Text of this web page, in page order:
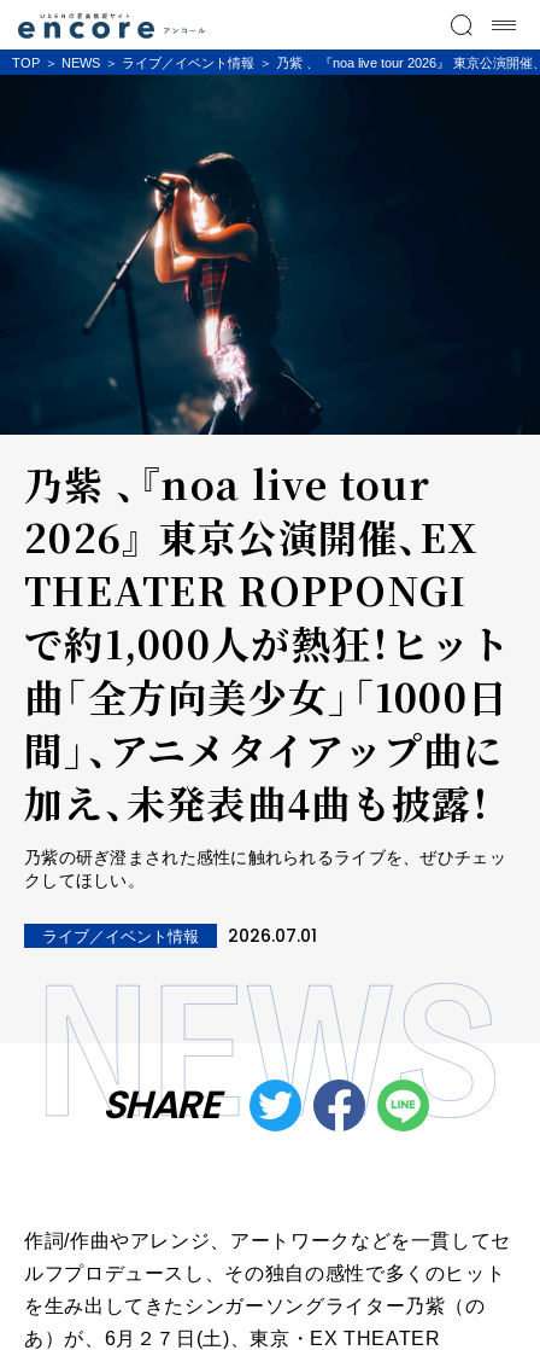
TOP NEWS ライブ／イベント情報 乃紫 、『noa live tour 2026』 東京公演開
乃紫 、『noa live tour
2026』 東京公演開催、EX
THEATER ROPPONGI
で約1,000人が熱狂！ヒット
曲「全方向美少女」「1000日
間」、アニメタイアップ曲に
加え、未発表曲4曲も披露！
乃紫の研ぎ澄まされた感性に触れられるライブを、ぜひチェッ
クしてほしい。
ライブ／イベント情報 2026.07.01
SHARE
作詞/作曲やアレンジ、アートワークなどを一貫してセ
ルフプロデュースし、その独自の感性で多くのヒット
を生み出してきたシンガーソングライター乃紫（の
あ）が、6月２７日(土)、東京・EX THEATER